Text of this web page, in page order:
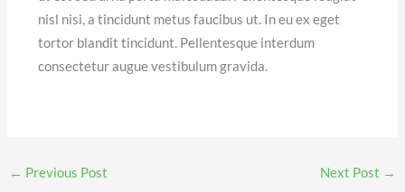
nisl nisi, a tincidunt metus faucibus ut. In eu ex eget
tortor blandit tincidunt. Pellentesque interdum
consectetur augue vestibulum gravida.
← Previous Post Next Post →